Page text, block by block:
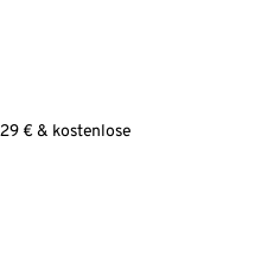
€ & kostenlose